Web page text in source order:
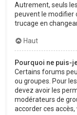
Autrement, seuls
peuvent le modifier
trucage en
Haut
Pourquoi ne puis-
Certains forums
ou groupes. Pour
devez avoir les
modérateurs de
accorder ces